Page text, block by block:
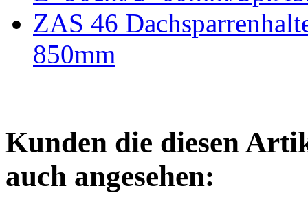
ZAS 46
850mm
Kunden die diesen
auch angesehen: